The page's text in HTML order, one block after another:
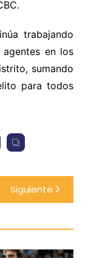
trabajando
en los
sumando
para todos
Siguiente